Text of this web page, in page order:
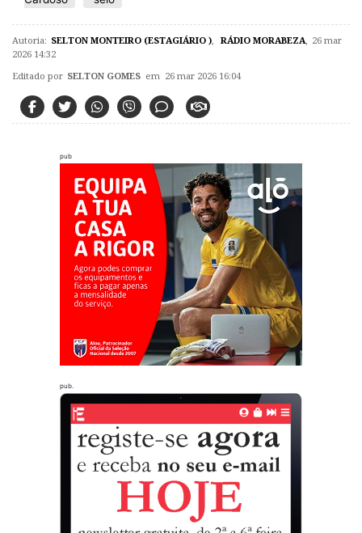
Autoria: SELTON MONTEIRO (ESTAGIÁRIO ) RÁDIO MORABEZA 26 mar
2026 14:32
Editado por SELTON GOMES em 26 mar 2026 16:04
pub
pub.